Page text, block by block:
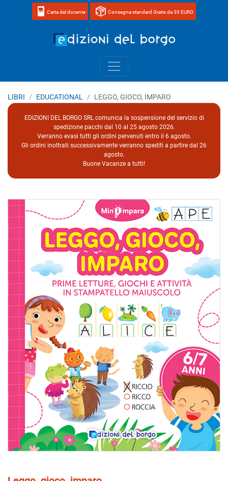
Carta del docente Consegna standard Gratis da 39 EURO
LIBRI EDUCATIONAL LEGGO, GIOCO, IMPARO
EDIZIONI DEL BORGO SRL comunica la sospensione del servizio di
spedizione pacchi dal 10 al 25 agosto 2026.
Verranno evasi tutti gli ordini pervenuti entro il 6 agosto.
Gli ordini inoltrati successivamente verranno spediti a partire dal 26
agosto.
Buone Vacanze a tutti!